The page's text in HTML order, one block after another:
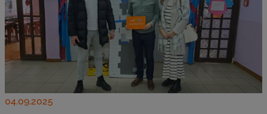
04.09.2025